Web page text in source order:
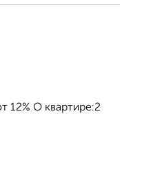
12% О квартире:2